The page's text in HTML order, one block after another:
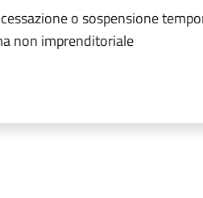
o sospensione
non imprenditoriale